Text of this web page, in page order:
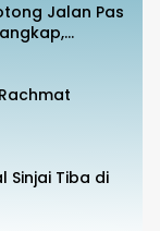
Jalan Pas
Sinjai Tiba di